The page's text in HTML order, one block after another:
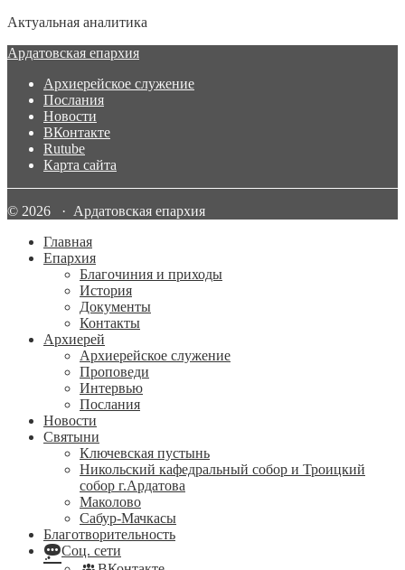
Актуальная аналитика
Ардатовская епархия
Архиерейское служение
Послания
Новости
ВКонтакте
Rutube
Карта сайта
© 2026 · Ардатовская епархия
Главная
Епархия
Благочиния и приходы
История
Документы
Контакты
Архиерей
Архиерейское служение
Проповеди
Интервью
Послания
Новости
Святыни
Ключевская пустынь
Никольский кафедральный собор и Троицкий
собор г.Ардатова
Маколово
Сабур-Мачкасы
Благотворительность
Соц. сети